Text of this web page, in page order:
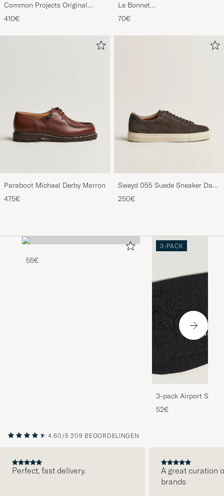
Common Projects Original
Achilles Sneaker Black
410€
Le Bonnet
Lambswool/Caregora Beanie
Mustard
70€
Paraboot Michael Derby Marron
475€
Sweyd 055 Suede Sneaker Dark
Grey
250€
55€
3-PACK
3-pack Airport
Melange
52€
4.60/5 209 BEOORDELINGEN
Perfect, fast delivery.
A great curation
brands